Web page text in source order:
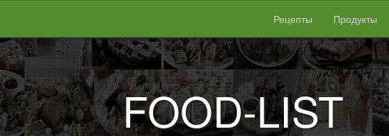
Рецепты Продукты
FOOD-LIST